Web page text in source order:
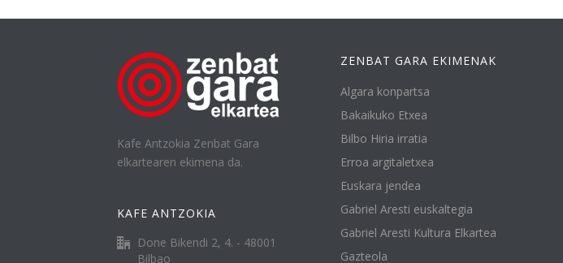
Kafe Antzokia Zenbat Gara
elkartearen ekimena da.
KAFE ANTZOKIA
Done Bikendi 2, 4. - 48001
Bilbao
ZENBAT GARA EKIMENAK
Algara konpartsa
Bakaikuko Etxea
Bilbo Hiria irratia
Erroa argitaletxea
Euskara jendea
Gabriel Aresti euskaltegia
Gabriel Aresti Kultura Elkartea
Gazteola